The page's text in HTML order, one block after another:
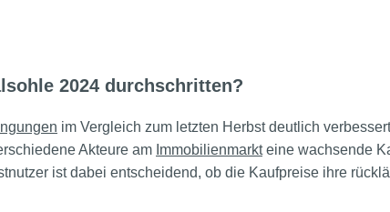
2024 durchschritten?
im Vergleich zum letzten Herbst deutlich
Akteure am Immobilienmarkteine wachsende
ist dabei entscheidend, ob die Kaufpreise ihre